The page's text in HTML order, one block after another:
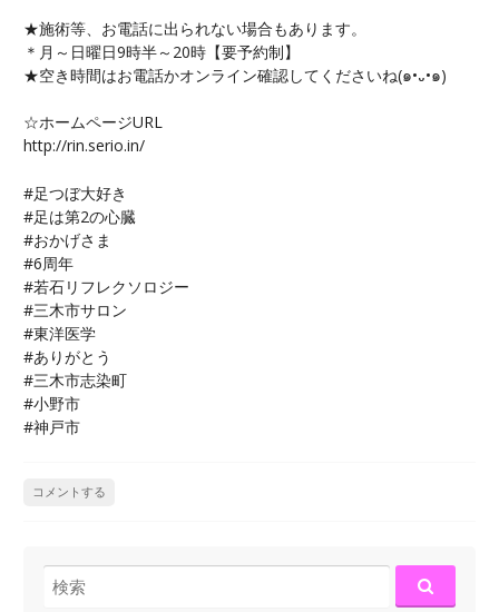
★施術等、お電話に出られない場合もあります。
＊月～日曜日9時半～20時【要予約制】
★空き時間はお電話かオンライン確認してくださいね(๑•᎑•๑)
☆ホームページURL
http://rin.serio.in/
#足つぼ大好き
#足は第2の心臓
#おかげさま
#6周年
#若石リフレクソロジー
#三木市サロン
#東洋医学
#ありがとう
#三木市志染町
#小野市
#神戸市
コメントする
検
索: